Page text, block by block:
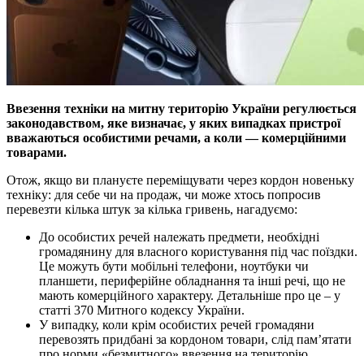
Ввезення техніки на митну територію України регулюється
законодавством, яке визначає, у яких випадках пристрої
вважаються особистими речами, а коли — комерційними
товарами.
Отож, якщо ви плануєте переміщувати через кордон новеньку
техніку: для себе чи на продаж, чи може хтось попросив
перевезти кілька штук за кілька гривень, нагадуємо:
До особистих речей належать предмети, необхідні
громадянину для власного користування під час поїздки.
Це можуть бути мобільні телефони, ноутбуки чи
планшети, периферійне обладнання та інші речі, що не
мають комерційного характеру. Детальніше про це – у
статті 370 Митного кодексу України.
У випадку, коли крім особистих речей громадяни
перевозять придбані за кордоном товари, слід пам’ятати